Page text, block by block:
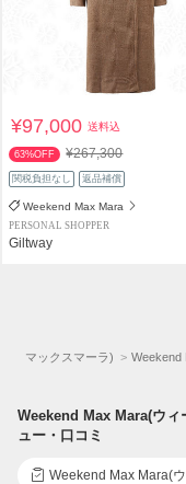
¥97,000送料込
63%OFF ¥267,300
関税負担なし 返品補償
Weekend Max Mara
PERSONAL SHOPPER
Giltway
ド マックスマーラ)
Weekend Max Mara(ウ
ュー・口コミ
Weekend Max Mara(